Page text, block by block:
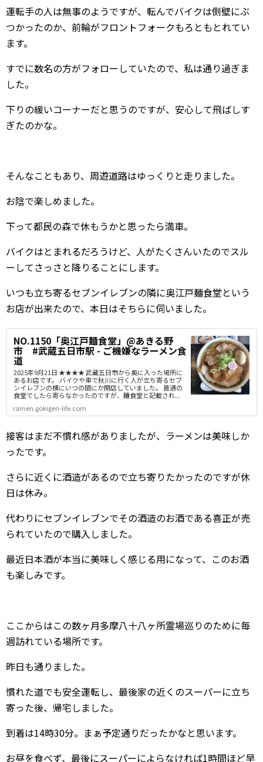
運転手の人は無事のようですが、転んでバイクは側壁にぶ
つかったのか、前輪がフロントフォークもろともとれてい
ます。
すでに数名の方がフォローしていたので、私は通り過ぎま
した。
下りの緩いコーナーだと思うのですが、安心して飛ばしす
ぎたのかな。
そんなこともあり、周遊道路はゆっくりと走りました。
お陰で楽しめました。
下って都民の森で休もうかと思ったら満車。
バイクはとまれるだろうけど、人がたくさんいたのでスル
ーしてさっさと降りることにします。
いつも立ち寄るセブンイレブンの隣に奥江戸麺食堂という
お店が出来たので、本日はそちらに伺いました。
NO.1150「奥江戸麺食堂」@あきる野
市 #武蔵五日市駅 - ご機嫌なラーメン食
道
2025年9月21日 ★★★★ 武蔵五日市から奥に入った場所に
あるお店です。 バイクや車で秋川に行く人が立ち寄るセブ
ンイレブンの横にいつの間にか開店していました。 普通の
食堂でしたら寄らなかったのですが、麺食堂と記載され...
ramen.gokigen-life.com
接客はまだ不慣れ感がありましたが、ラーメンは美味しか
ったです。
さらに近くに酒造があるので立ち寄りたかったのですが休
日は休み。
代わりにセブンイレブンでその酒造のお酒である喜正が売
られていたので購入しました。
最近日本酒が本当に美味しく感じる用になって、このお酒
も楽しみです。
ここからはこの数ヶ月多摩八十八ヶ所霊場巡りのために毎
週訪れている場所です。
昨日も通りました。
慣れた道でも安全運転し、最後家の近くのスーパーに立ち
寄った後、帰宅しました。
到着は14時30分。まぁ予定通りだったかなと思います。
お昼を食べず、最後にスーパーによらなければ1時間ほど早